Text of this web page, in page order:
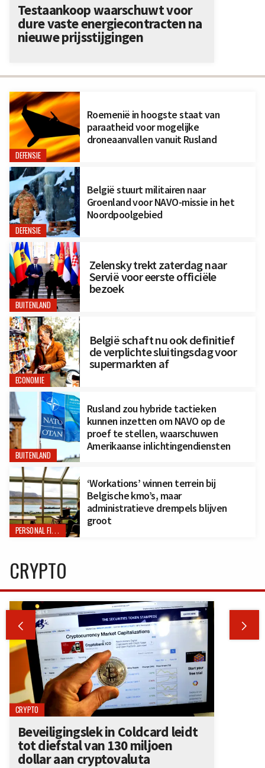
DEFENSIE
Roemenië in hoogste staat van
paraatheid voor mogelijke
droneaanvallen vanuit Rusland
DEFENSIE
België stuurt militairen naar
Groenland voor NAVO-missie in het
Noordpoolgebied
BUITENLAND
Zelensky trekt zaterdag naar
Servië voor eerste officiële
bezoek
ECONOMIE
België schaft nu ook definitief
de verplichte sluitingsdag voor
supermarkten af
BUITENLAND
Rusland zou hybride tactieken
kunnen inzetten om NAVO op de
proef te stellen, waarschuwen
Amerikaanse inlichtingendiensten
PERSONAL FINANCE
‘Workations’ winnen terrein bij
Belgische kmo’s, maar
administratieve drempels blijven
groot
Testaankoop waarschuwt voor
dure vaste energiecontracten na
nieuwe prijsstijgingen
CRYPTO
 
CRYPTO
Beveiligingslek in Coldcard leidt
tot diefstal van 130 miljoen
dollar aan cryptovaluta